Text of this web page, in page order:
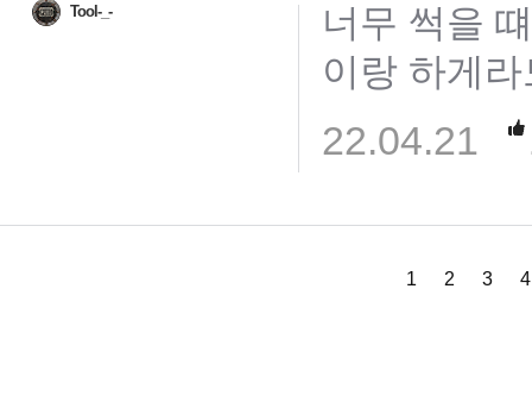
Tool-_-
너무 썩을
이랑 하게
22.04.21
1 2 3 4